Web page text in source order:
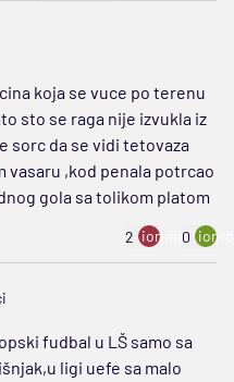
koja se vuce po terenu
sto se raga nije izvukla iz
sorc da se vidi tetovaza
vasaru ,kod penala potrcao
gola sa tolikom platom
2 ion:minus
0
fudbal u LŠ samo sa
ligi uefe sa malo